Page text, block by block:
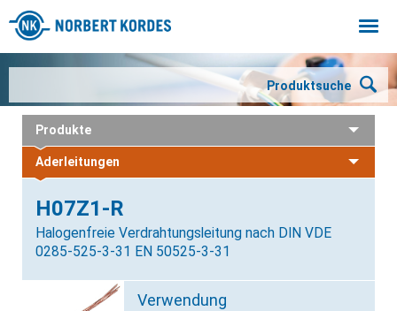
Produktsuche
Produkte
Aderleitungen
H07Z1-R
Halogenfreie Verdrahtungsleitung nach DIN VDE
0285-525-3-31 EN 50525-3-31
Verwendung